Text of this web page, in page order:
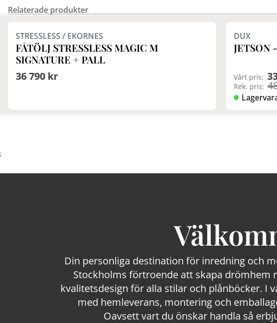
Relaterade produkter Finns i fler val (5)
STRESSLESS / EKORNES
FÅTÖLJ STRESSLESS MAGIC M
SIGNATURE + PALL
36 790 kr
DUX
JETSON
Vårt pris:
Rek. pris:
;
Din personliga destination för inredning och
Stockholms förtroende att skapa drömhem
kvalitetsdesign för alla stilar och plånböcker. I
med hemleverans, montering och
Oavsett vart du önskar handla så